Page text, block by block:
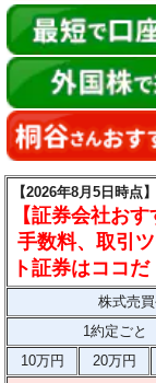
【2026年8月5日時点】
【証券会社おす
手数料、取引
ト証券はココだ
株式売
1約定ごと
10万円
20万円